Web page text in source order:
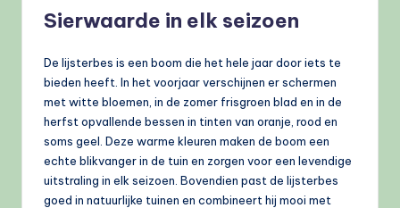
Sierwaarde in elk seizoen
De lijsterbes is een boom die het hele jaar door iets te
bieden heeft. In het voorjaar verschijnen er schermen
met witte bloemen, in de zomer frisgroen blad en in de
herfst opvallende bessen in tinten van oranje, rood en
soms geel. Deze warme kleuren maken de boom een
echte blikvanger in de tuin en zorgen voor een levendige
uitstraling in elk seizoen. Bovendien past de lijsterbes
goed in natuurlijke tuinen en combineert hij mooi met